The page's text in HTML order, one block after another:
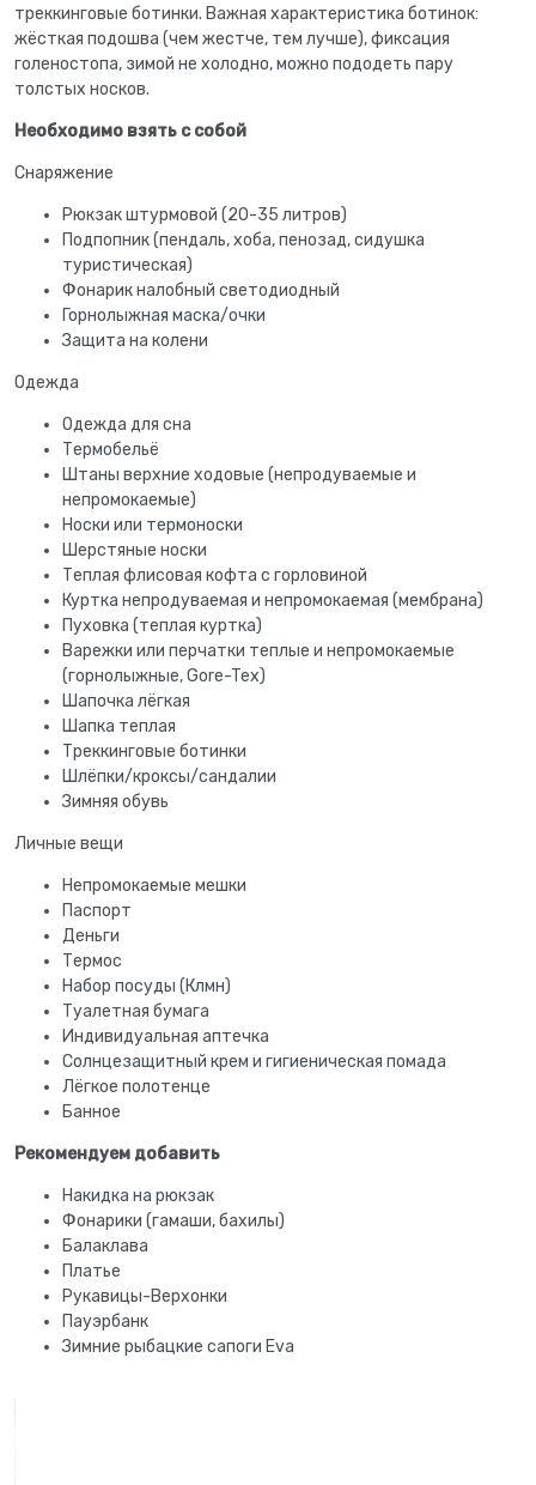
треккинговые ботинки. Важная характеристика ботинок:
жёсткая подошва (чем жестче, тем лучше), фиксация
голеностопа, зимой не холодно, можно пододеть пару
толстых носков.
Необходимо взять с собой
Снаряжение
Рюкзак штурмовой (20-35 литров)
Подпопник (пендаль, хоба, пенозад, сидушка
туристическая)
Фонарик налобный светодиодный
Горнолыжная маска/очки
Защита на колени
Одежда
Одежда для сна
Термобельё
Штаны верхние ходовые (непродуваемые и
непромокаемые)
Носки или термоноски
Шерстяные носки
Теплая флисовая кофта с горловиной
Куртка непродуваемая и непромокаемая (мембрана)
Пуховка (теплая куртка)
Варежки или перчатки теплые и непромокаемые
(горнолыжные, Gore-Tex)
Шапочка лёгкая
Шапка теплая
Треккинговые ботинки
Шлёпки/кроксы/сандалии
Зимняя обувь
Личные вещи
Непромокаемые мешки
Паспорт
Деньги
Термос
Набор посуды (Клмн)
Туалетная бумага
Индивидуальная аптечка
Солнцезащитный крем и гигиеническая помада
Лёгкое полотенце
Банное
Рекомендуем добавить
Накидка на рюкзак
Фонарики (гамаши, бахилы)
Балаклава
Платье
Рукавицы-Верхонки
Пауэрбанк
Зимние рыбацкие сапоги Eva